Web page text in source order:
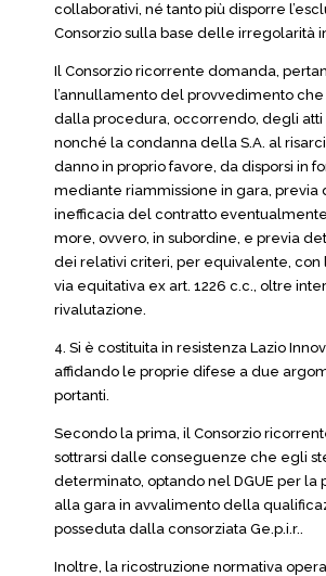
collaborativi, né tanto più disporre
Consorzio sulla base delle irregolarità
Il Consorzio ricorrente domanda,
l’annullamento del provvedimento
dalla procedura, occorrendo, degli atti
nonché la condanna della S.A. al
danno in proprio favore, da disporsi in
mediante riammissione in gara, previa
inefficacia del contratto
more, ovvero, in subordine, e previa
dei relativi criteri, per equivalente, con
via equitativa ex art. 1226 c.c., oltre
rivalutazione.
4. Si è costituita in resistenza Lazio
affidando le proprie difese a due
portanti.
Secondo la prima, il Consorzio
sottrarsi dalle conseguenze che egli
determinato, optando nel DGUE per la
alla gara in avvalimento della
posseduta dalla consorziata Ge.p.i.r..
Inoltre, la ricostruzione normativa